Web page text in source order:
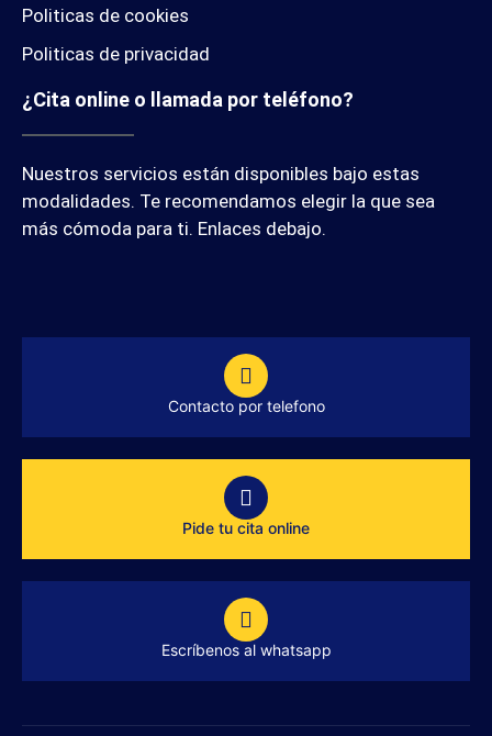
Politicas de cookies
Politicas de privacidad
¿Cita online o llamada por teléfono?
Nuestros servicios están disponibles bajo estas
modalidades. Te recomendamos elegir la que sea
más cómoda para ti. Enlaces debajo.
Contacto por telefono
Pide tu cita online
Escríbenos al whatsapp